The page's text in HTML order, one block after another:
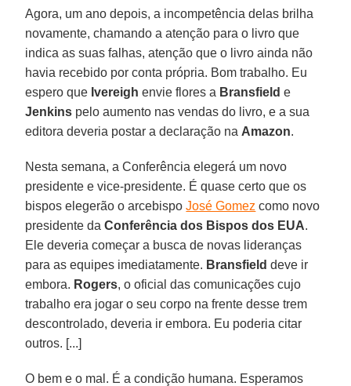
Agora, um ano depois, a incompetência delas brilha
novamente, chamando a atenção para o livro que
indica as suas falhas, atenção que o livro ainda não
havia recebido por conta própria. Bom trabalho. Eu
espero que Ivereigh envie flores a Bransfield e
Jenkins pelo aumento nas vendas do livro, e a sua
editora deveria postar a declaração na Amazon.
Nesta semana, a Conferência elegerá um novo
presidente e vice-presidente. É quase certo que os
bispos elegerão o arcebispoJosé Gomez como novo
presidente daConferência dos Bispos dos EUA.
Ele deveria começar a busca de novas lideranças
para as equipes imediatamente. Bransfield deve ir
embora. Rogers, o oficial das comunicações cujo
trabalho era jogar o seu corpo na frente desse trem
descontrolado, deveria ir embora. Eu poderia citar
outros. [...]
O bem e o mal. É a condição humana. Esperamos